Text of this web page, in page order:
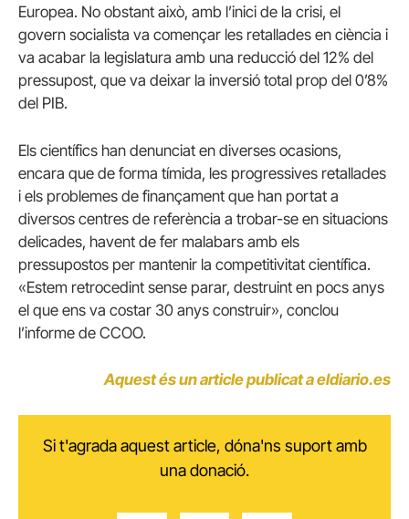
Europea. No obstant això, amb l’inici de la crisi, el
govern socialista va començar les retallades en ciència i
va acabar la legislatura amb una reducció del 12% del
pressupost, que va deixar la inversió total prop del 0’8%
del PIB.
Els científics han denunciat en diverses ocasions,
encara que de forma tímida, les progressives retallades
i els problemes de finançament que han portat a
diversos centres de referència a trobar-se en situacions
delicades, havent de fer malabars amb els
pressupostos per mantenir la competitivitat científica.
«Estem retrocedint sense parar, destruint en pocs anys
el que ens va costar 30 anys construir», conclou
l’informe de CCOO.
Aquest és un article publicat a eldiario.es
Si t'agrada aquest article, dóna'ns suport amb
una donació.